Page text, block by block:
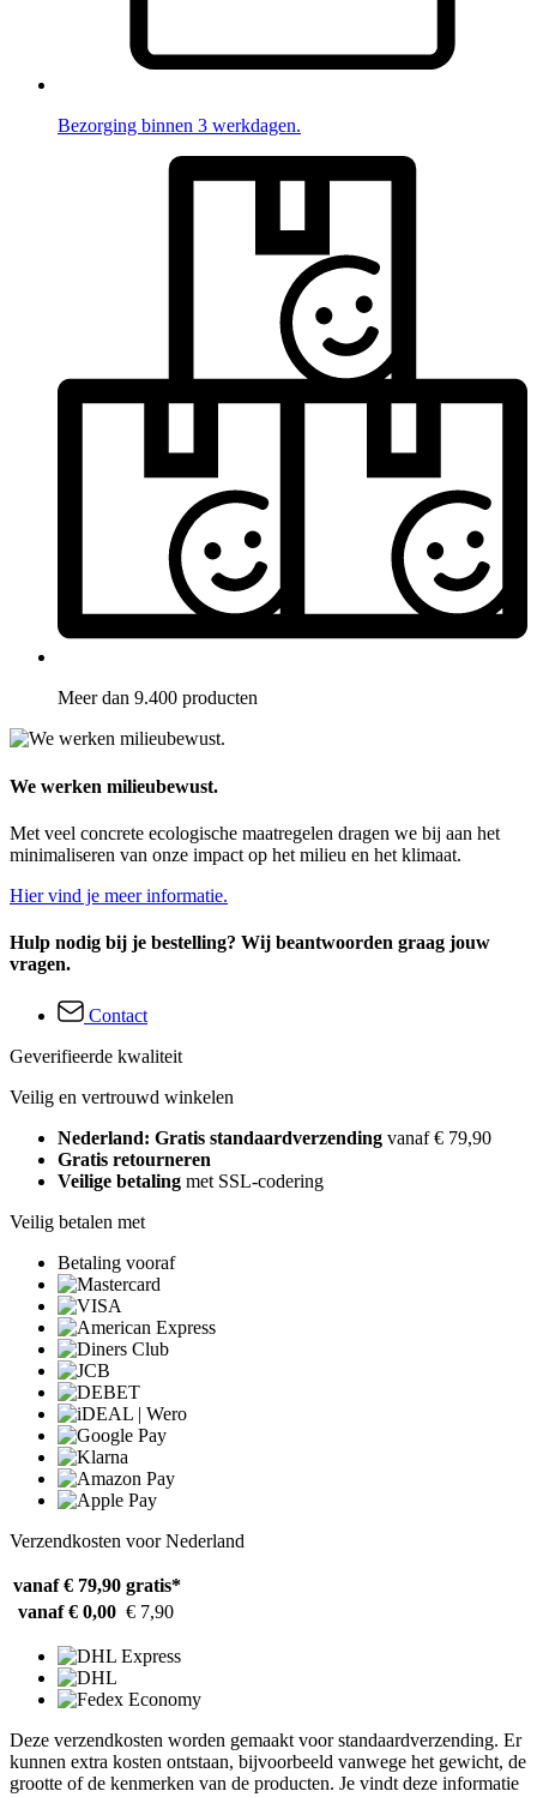
Bezorging binnen 3 werkdagen.
Meer dan 9.400 producten
We werken milieubewust.
Met veel concrete ecologische maatregelen dragen we bij aan het
minimaliseren van onze impact op het milieu en het klimaat.
Hier vind je meer informatie.
Hulp nodig bij je bestelling? Wij beantwoorden graag jouw
vragen.
Contact
Geverifieerde kwaliteit
Veilig en vertrouwd winkelen
Nederland: Gratis standaardverzending vanaf € 79,90
Gratis retourneren
Veilige betaling met SSL-codering
Veilig betalen met
Betaling vooraf
Verzendkosten voor Nederland
vanaf € 79,90 gratis*
vanaf € 0,00 € 7,90
Deze verzendkosten worden gemaakt voor standaardverzending. Er
kunnen extra kosten ontstaan, bijvoorbeeld vanwege het gewicht, de
grootte of de kenmerken van de producten. Je vindt deze informatie